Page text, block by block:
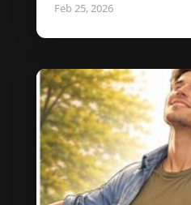
Feb 25, 2026